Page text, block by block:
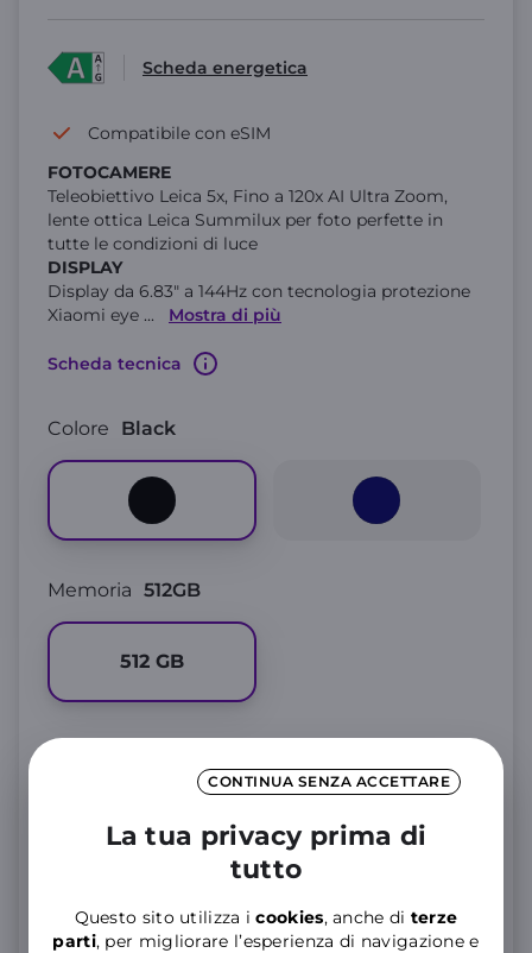
CONTINUA SENZA ACCETTARE
La tua privacy prima di
tutto
Questo sito utilizza icookies, anche di terze
parti, per migliorare l’esperienza di navigazione e
Scheda energetica
Compatibile con eSIM
FOTOCAMERE
Teleobiettivo Leica 5x, Fino a 120x AI Ultra Zoom,
lente ottica Leica Summilux per foto perfette in
tutte le condizioni di luce
DISPLAY
Display da 6.83" a 144Hz con tecnologia protezione
Xiaomi eye ... Mostra di più
Scheda tecnica
Memoria 512GB
512 GB
Colore Black
per 36 rate
25 ,72€
al mese
4,10% Taeg4,17
Importo totale del credito
869,90€
. Totale dovuto
925,92€